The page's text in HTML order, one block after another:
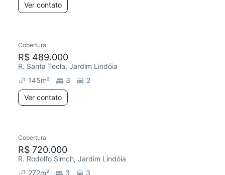
Ver contato
Cobertura
R$ 489.000
R. Santa Tecla, Jardim Lindóia
145m² 3
2
Ver contato
Cobertura
R$ 720.000
R. Rodolfo Simch, Jardim Lindóia
272m² 3 3